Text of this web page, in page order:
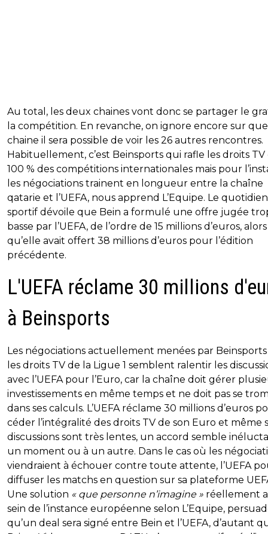
Au total, les deux chaines vont donc se partager le
la compétition. En revanche, on ignore encore sur
chaine il sera possible de voir les 26 autres rencontres.
Habituellement, c’est Beinsports qui rafle les droits TV
100 % des compétitions internationales mais pour
les négociations trainent en longueur entre la chaîne
qatarie et l’UEFA, nous apprend L’Equipe. Le quotidien
sportif dévoile que Bein a formulé une offre jugée
basse par l’UEFA, de l’ordre de 15 millions d’euros, alors
qu’elle avait offert 38 millions d’euros pour l’édition
précédente.
L'UEFA réclame 30 millions
à Beinsports
Les négociations actuellement menées par
les droits TV de la Ligue 1 semblent ralentir les
avec l’UEFA pour l’Euro, car la chaîne doit gérer
investissements en même temps et ne doit pas se
dans ses calculs. L’UEFA réclame 30 millions d’euros
céder l’intégralité des droits TV de son Euro et même
discussions sont très lentes, un accord semble
un moment ou à un autre. Dans le cas où les
viendraient à échouer contre toute attente, l’UEFA
diffuser les matchs en question sur sa plateforme
Une solution « que personne n’imagine » réellement
sein de l’instance européenne selon L’Equipe,
qu’un deal sera signé entre Bein et l’UEFA, d’autant